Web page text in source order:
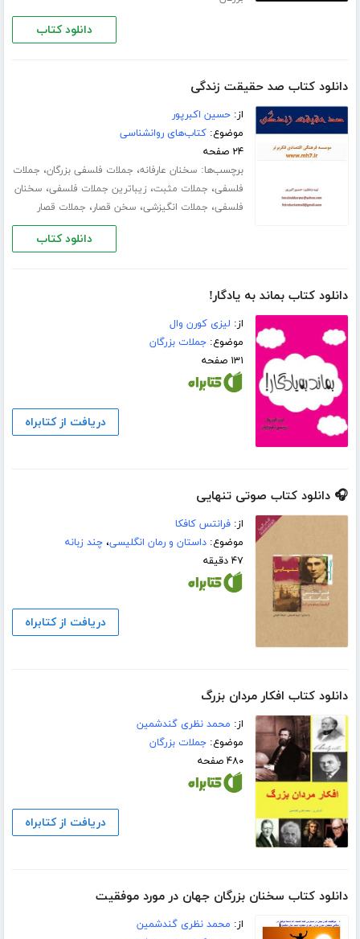
دانلود کتاب
دانلود کتاب صد حقیقت زندگی
از:حسین اکبرپور
موضوع:کتاب‌های روانشناسی
۲۴ صفحه
برچسب‌ها: سخنان عارفانه، جملات فلسفی بزرگان، جملات
فلسفی، جملات مثبت، زیباترین جملات فلسفی، سخنان
فلسفی، جملات انگیزشی، سخن قصار، جملات قصار
دانلود کتاب
دانلود کتاب بماند به یادگار!
از: لیزی کورن وال
موضوع:جملات بزرگان
۱۳۱ صفحه
دریافت از کتابراه
🎧 دانلود کتاب صوتی تنهایی
از:فرانتس کافکا
موضوع:داستان و رمان انگلیسی،چند زبانه
۴۷ دقیقه
دریافت از کتابراه
دانلود کتاب افکار مردان بزرگ
از: محمد نظری گندشمین
موضوع:جملات بزرگان
۴۸۰ صفحه
دریافت از کتابراه
دانلود کتاب سخنان بزرگان جھان در مورد موفقیت
از: محمد نظری گندشمین